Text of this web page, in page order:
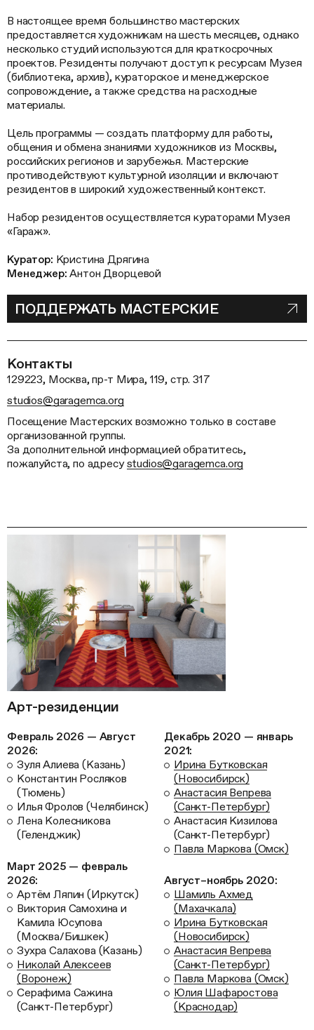
Контакты
129223, Москва, пр-т Мира, 119, стр. 317
studios@garagemca.org
Посещение Мастерских возможно только в составе
организованной группы.
За дополнительной информацией обратитесь,
пожалуйста, по адресуstudios@garagemca.org
В настоящее время большинство мастерских
предоставляется художникам на шесть месяцев, однако
несколько студий используются для краткосрочных
проектов. Резиденты получают доступ к ресурсам Музея
(библиотека, архив), кураторское и менеджерское
сопровождение, а также средства на расходные
материалы.
Цель программы — создать платформу для работы,
общения и обмена знаниями художников из Москвы,
российских регионов и зарубежья. Мастерские
противодействуют культурной изоляции и включают
резидентов в широкий художественный контекст.
Набор резидентов осуществляется кураторами Музея
«Гараж».
Куратор: Кристина Дрягина
Менеджер: Антон Дворцевой
ПОДДЕРЖАТЬ МАСТЕРСКИЕ
Арт-резиденции
Февраль 2026 — Август
2026:
Зуля Алиева (Казань)
Константин Росляков
(Тюмень)
Илья Фролов (Челябинск)
Лена Колесникова
(Геленджик)
Март 2025 — февраль
2026:
Артём Ляпин (Иркутск)
Виктория Самохина и
Камила Юсупова
(Москва/Бишкек)
Зухра Салахова (Казань)
Николай Алексеев
(Воронеж)
Серафима Сажина
(Санкт-Петербург)
Декабрь 2020 — январь
2021:
Ирина Бутковская
(Новосибирск)
Анастасия Вепрева
(Санкт-Петербург)
Анастасия Кизилова
(Санкт-Петербург)
Павла Маркова (Омск)
Август–ноябрь 2020:
Шамиль Ахмед
(Махачкала)
Ирина Бутковская
(Новосибирск)
Анастасия Вепрева
(Санкт-Петербург)
Павла Маркова (Омск)
Юлия Шафаростова
(Краснодар)